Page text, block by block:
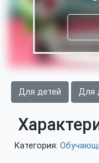
Для детей Для
Категория: